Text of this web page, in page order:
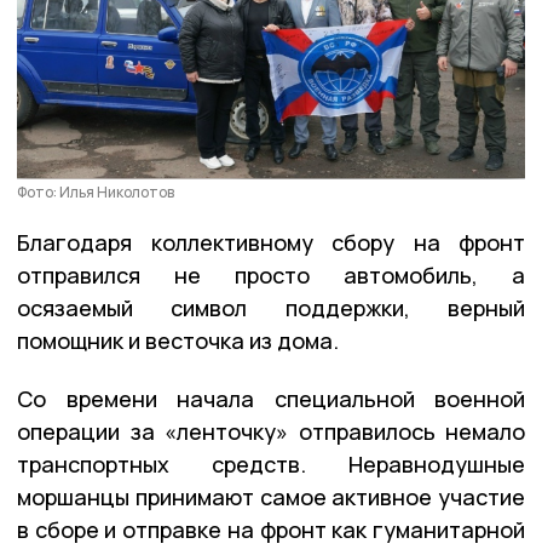
Фото: Илья Николотов
Благодаря коллективному сбору на фронт
отправился не просто автомобиль, а
осязаемый символ поддержки, верный
помощник и весточка из дома.
Со времени начала специальной военной
операции за «ленточку» отправилось немало
транспортных средств. Неравнодушные
моршанцы принимают самое активное участие
в сборе и отправке на фронт как гуманитарной